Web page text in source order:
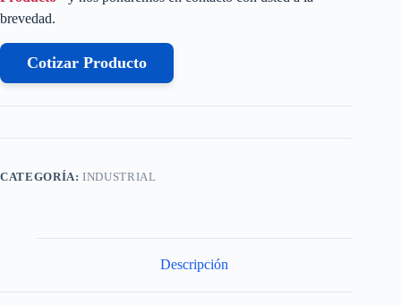
brevedad.
Cotizar Producto
CATEGORÍA:INDUSTRIAL
Descripción